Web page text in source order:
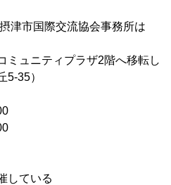
津市国際交流協会事務所は
ミュニティプラザ2階へ移転し
5-35）
している